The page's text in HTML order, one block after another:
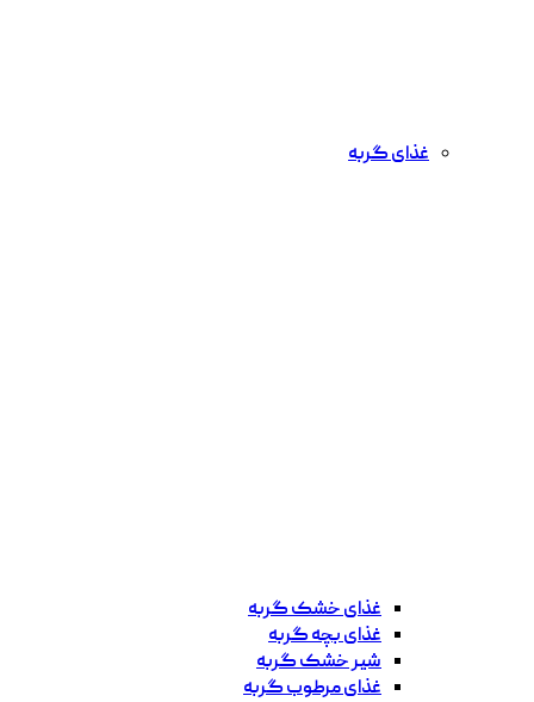
غذای گربه
غذای خشک گربه
غذای بچه گربه
شیر خشک گربه
غذای مرطوب گربه